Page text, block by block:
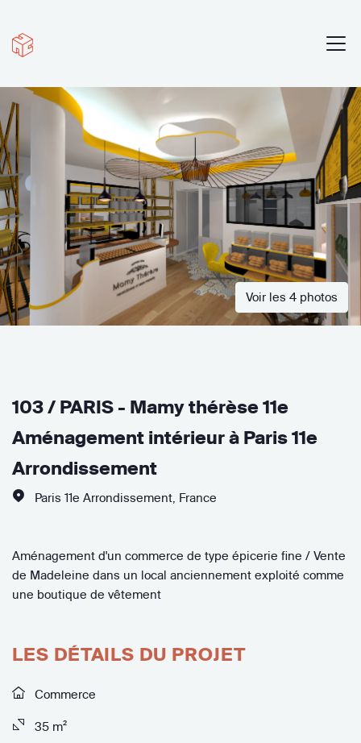
Voir les 4 photos
103 / PARIS - Mamy thérèse 11e
Aménagement intérieur à Paris 11e
Arrondissement
Paris 11e Arrondissement France
Aménagement d'un commerce de type épicerie fine / Vente
de Madeleine dans un local anciennement exploité comme
une boutique de vêtement
LES DÉTAILS DU PROJET
Commerce
35 m²